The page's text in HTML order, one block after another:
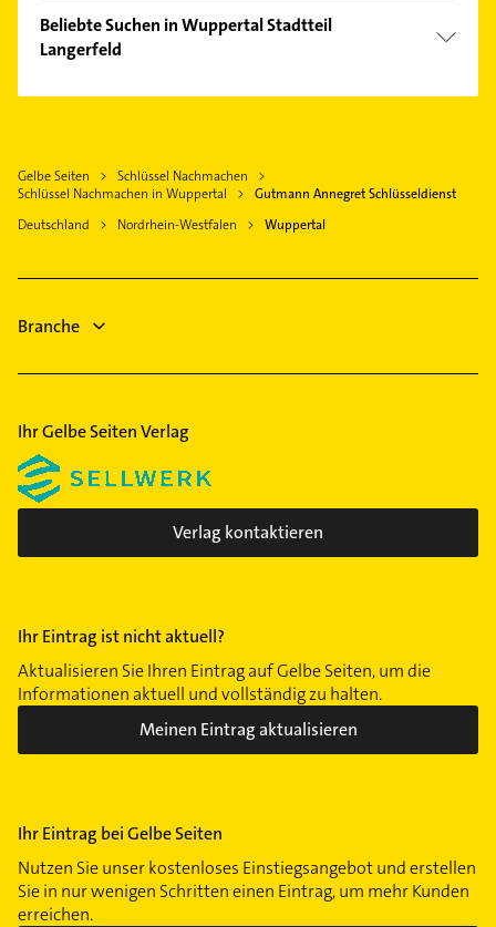
Ennepetal
Sprockhövel
Wermelskirchen
Gartenbau & Landschaftsbau
Fensterbauer
Heizung & Sanitär
Lüftungsanlagen
Heizungsbauer
Beliebte Suchen in Wuppertal Stadtteil
Langerfeld
Lüftungsanlagen
Bestatter
Putzfrau
Gebäudereinigung
Gelbe Seiten
Schlüssel Nachmachen
Schlüssel Nachmachen in Wuppertal
Gutmann Annegret Schlüsseldienst
Deutschland
Nordrhein-Westfalen Wuppertal
Branche
Ihr Gelbe Seiten Verlag
Verlag kontaktieren
Ihr Eintrag ist nicht aktuell?
Aktualisieren Sie Ihren Eintrag auf Gelbe Seiten, um die
Informationen aktuell und vollständig zu halten.
Meinen Eintrag aktualisieren
Ihr Eintrag bei Gelbe Seiten
Nutzen Sie unser kostenloses Einstiegsangebot und erstellen
Sie in nur wenigen Schritten einen Eintrag, um mehr Kunden
erreichen.